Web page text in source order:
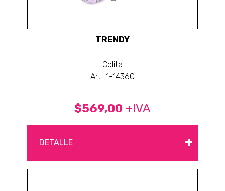
TRENDY
Colita
Art.: 1-14360
$569,00 +IVA
DETALLE +